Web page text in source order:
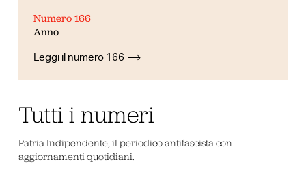
Numero 166
Anno
Leggi il numero 166
Tutti i numeri
Patria Indipendente, il periodico antifascista con
aggiornamenti quotidiani.